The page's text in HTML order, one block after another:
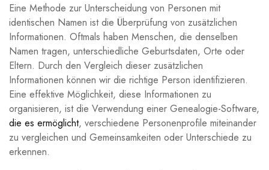
Eine Methode zur Unterscheidung von Personen mit
identischen Namen ist die Überprüfung von zusätzlichen
Informationen. Oftmals haben Menschen, die denselben
Namen tragen, unterschiedliche Geburtsdaten, Orte oder
Eltern. Durch den Vergleich dieser zusätzlichen
Informationen können wir die richtige Person identifizieren.
Eine effektive Möglichkeit, diese Informationen zu
organisieren, ist die Verwendung einer Genealogie-Software,
die es ermöglicht, verschiedene Personenprofile miteinander
zu vergleichen und Gemeinsamkeiten oder Unterschiede zu
erkennen.